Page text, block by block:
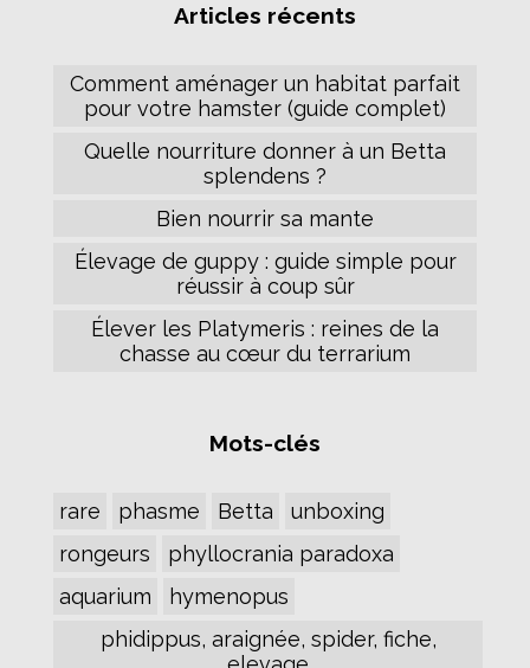
Articles récents
Comment aménager un habitat parfait
pour votre hamster (guide complet)
Quelle nourriture donner à un Betta
splendens ?
Bien nourrir sa mante
Élevage de guppy : guide simple pour
réussir à coup sûr
Élever les Platymeris : reines de la
chasse au cœur du terrarium
Mots-clés
rare phasme Betta
unboxing
rongeurs
phyllocrania paradoxa
aquarium
hymenopus
phidippus, araignée, spider, fiche,